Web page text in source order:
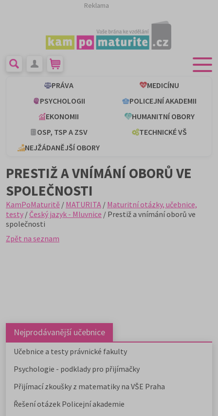
Reklama
PRÁVA
MEDICÍNU
PSYCHOLOGII
POLICEJNÍ AKADEMII
EKONOMII
HUMANITNÍ OBORY
OSP, TSP A ZSV
TECHNICKÉ VŠ
NEJŽÁDANĚJŠÍ OBORY
PRESTIŽ A VNÍMÁNÍ OBORŮ VE
SPOLEČNOSTI
KamPoMaturitě / MATURITA / Maturitní otázky, učebnice,
testy / Český jazyk - Mluvnice / Prestiž a vnímání oborů ve
společnosti
Zpět na seznam
Nejprodávanější učebnice
Učebnice a testy právnické fakulty
Psychologie - podklady pro přijímačky
Přijímací zkoušky z matematiky na VŠE Praha
Řešení otázek Policejní akademie